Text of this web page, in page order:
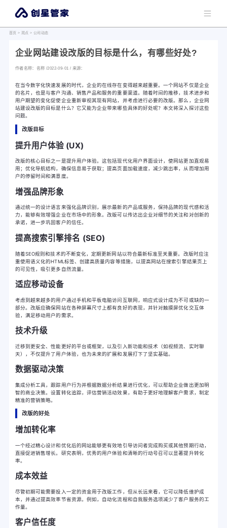
首页 > 观点 > 公司动态
企业网站建设改版的目标是什么，有哪些好处?
作者名称：名称 /2022-09-01 / 来源：
在当今数字化快速发展的时代，企业的在线存在变得越来越重要。一个网站不仅是企业
的名片，也是与客户沟通、销售产品和服务的重要渠道。随着时间的推移，技术进步和
用户期望的变化促使企业重新审视其现有网站，并考虑进行必要的改版。那么，企业网
站建设改版的目标是什么？它又能为企业带来哪些具体的好处呢？本文将深入探讨这些
问题。
改版目标
提升用户体验 (UX)
改版的核心目标之一是提升用户体验。这包括现代化用户界面设计，使网站更加直观易
用；优化导航结构，确保信息易于获取；提高页面加载速度，减少跳出率，从而增加用
户的停留时间和满意度。
增强品牌形象
通过统一的设计语言来强化品牌识别，展示最新的产品或服务，保持品牌的现代感和活
力，能够有效增强企业在市场中的形象。改版可以传达出企业对细节的关注和对创新的
承诺，进一步巩固客户的信任。
提高搜索引擎排名 (SEO)
随着SEO规则和技术的不断变化，定期更新网站以符合最新标准至关重要。改版时应注
重使用语义化的HTML标签、创建高质量内容等措施，以提高网站在搜索引擎结果页上
的可见性，吸引更多自然流量。
适应移动设备
考虑到越来越多的用户通过手机和平板电脑访问互联网，响应式设计成为不可或缺的一
部分。改版应确保网站在各种屏幕尺寸上都有良好的表现，并针对触摸屏优化交互体
验，满足移动用户的需求。
技术升级
迁移到更安全、性能更好的平台或框架，以及引入新功能和技术（如视频流、实时聊
天），不仅提升了用户体验，也为未来的扩展和发展打下了坚实基础。
数据驱动决策
集成分析工具，跟踪用户行为并根据数据分析结果进行优化，可以帮助企业做出更加明
智的商业决策。设置转化追踪，评估营销活动效果，有助于更好地理解客户需求，制定
精准的营销策略。
改版的好处
增加转化率
一个经过精心设计和优化后的网站能够更有效地引导访问者完成购买或其他预期行动，
直接促进销售增长。研究表明，优秀的用户体验和清晰的行动号召可以显著提升转化
率。
成本效益
尽管初期可能需要投入一定的资金用于改版工作，但从长远来看，它可以降低维护成
本，并通过提高效率节省资源。例如，自动化流程和自我服务选项减少了客户服务的工
作量。
客户信任度